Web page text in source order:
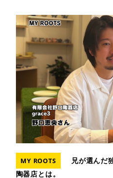
MY ROOTS
兄が選んだ
陶器店とは。